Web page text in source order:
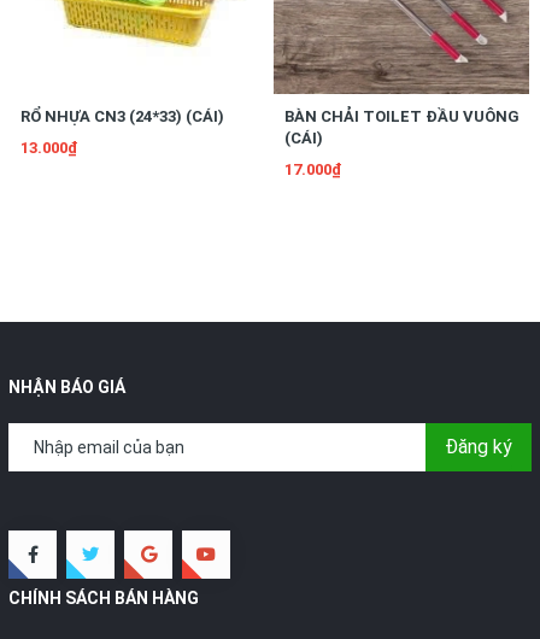
RỔ NHỰA CN3 (24*33) (CÁI)
13.000₫
BÀN CHẢI TOILET ĐẦU VUÔNG
(CÁI)
17.000₫
NHẬN BÁO GIÁ
Đăng ký
CHÍNH SÁCH BÁN HÀNG